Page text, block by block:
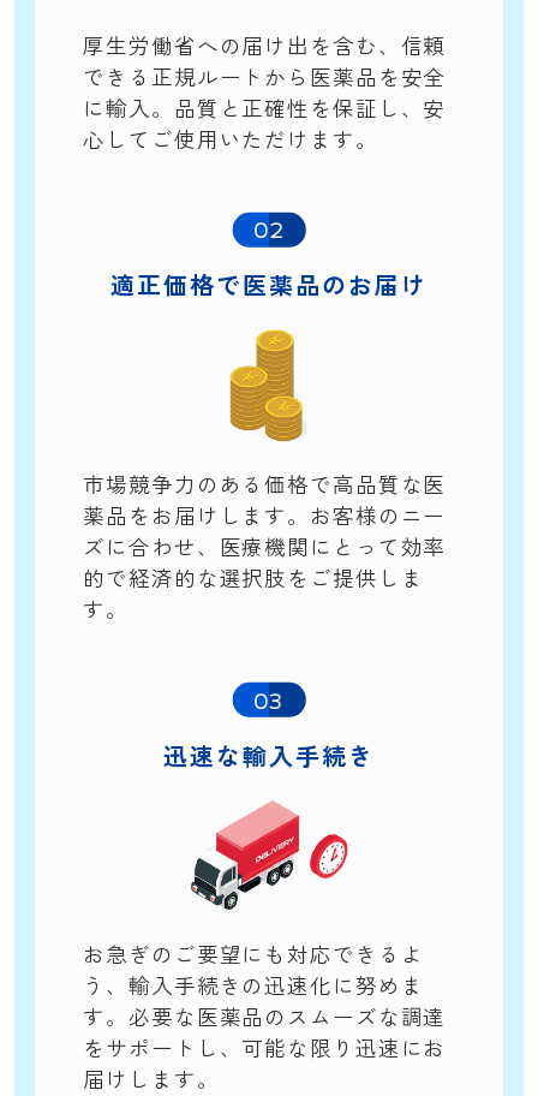
厚生労働省への届け出を含む、信頼
できる正規ルートから医薬品を安全
に輸入。品質と正確性を保証し、安
心してご使用いただけます。
02
適正価格で医薬品のお届け
市場競争力のある価格で高品質な医
薬品をお届けします。お客様のニー
ズに合わせ、医療機関にとって効率
的で経済的な選択肢をご提供しま
す。
03
迅速な輸入手続き
お急ぎのご要望にも対応できるよ
う、輸入手続きの迅速化に努めま
す。必要な医薬品のスムーズな調達
をサポートし、可能な限り迅速にお
届けします。